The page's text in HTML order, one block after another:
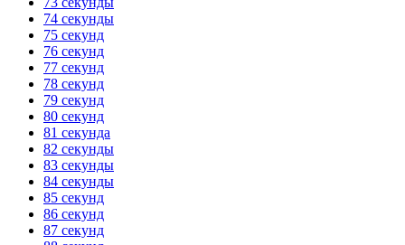
74 секунды
75 секунд
76 секунд
77 секунд
78 секунд
79 секунд
80 секунд
81 секунда
82 секунды
83 секунды
84 секунды
85 секунд
86 секунд
87 секунд